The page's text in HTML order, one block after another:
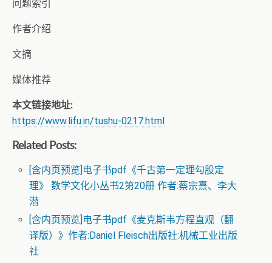
问题索引
作者介绍
文摘
媒体推荐
本文链接地址:
https://www.lifu.in/tushu-0217.html
Related Posts:
[含内页预览]电子书pdf《千古第一定理勾股定
理》 数学文化小丛书2第20册 作者:蔡宗熹、李大
潜
[含内页预览]电子书pdf《麦克斯韦方程直观（翻
译版）》作者:Daniel Fleisch出版社:机械工业出版
社